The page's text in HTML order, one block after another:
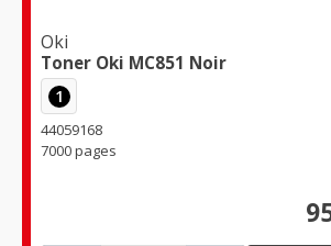
Oki
Toner Oki MC851 Noir
1
44059168
7000 pages